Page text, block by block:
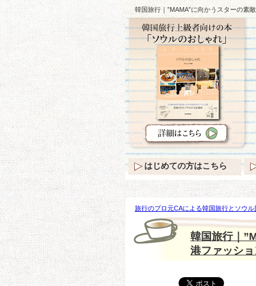
韓国旅行｜”MAMA”に向かうスターの素
旅行のプロ元CAによる韓国旅行とソウ
向かうスターの素敵なコートファッショ
韓国旅行｜
港ファッショ
はじめての方はこちら